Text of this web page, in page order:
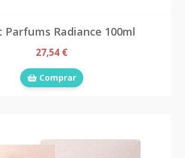
Parfums Radiance 100ml
27,54 €
Comprar